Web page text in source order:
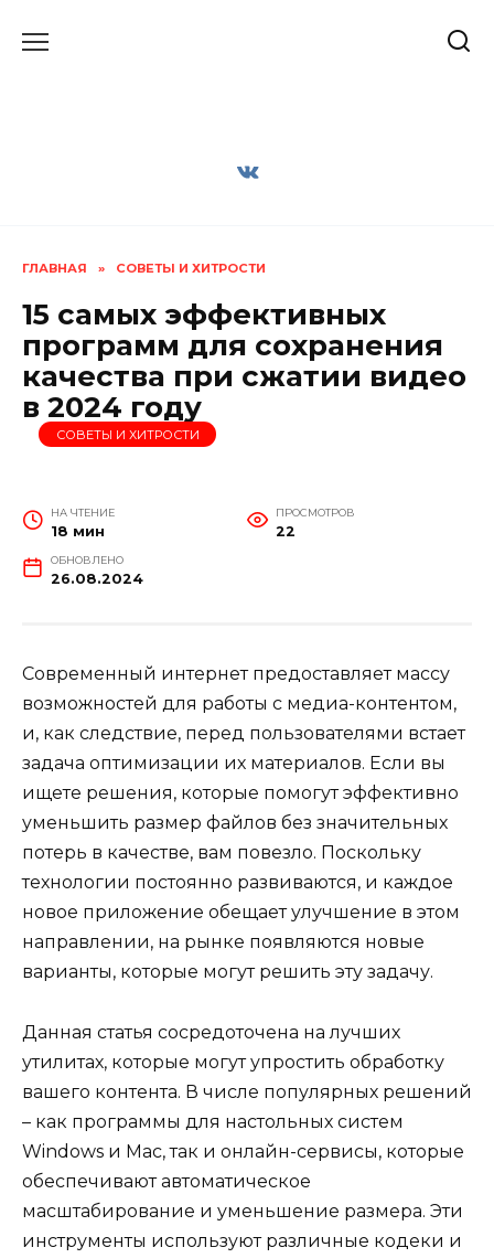
ГЛАВНАЯ » СОВЕТЫ И ХИТРОСТИ
15 самых эффективных
программ для сохранения
качества при сжатии видео
в 2024 году
СОВЕТЫ И ХИТРОСТИ
НА ЧТЕНИЕ
18 мин
ПРОСМОТРОВ
22
ОБНОВЛЕНО
26.08.2024
Современный интернет предоставляет массу
возможностей для работы с медиа-контентом,
и, как следствие, перед пользователями встает
задача оптимизации их материалов. Если вы
ищете решения, которые помогут эффективно
уменьшить размер файлов без значительных
потерь в качестве, вам повезло. Поскольку
технологии постоянно развиваются, и каждое
новое приложение обещает улучшение в этом
направлении, на рынке появляются новые
варианты, которые могут решить эту задачу.
Данная статья сосредоточена на лучших
утилитах, которые могут упростить обработку
вашего контента. В числе популярных решений
– как программы для настольных систем
Windows и Mac, так и онлайн-сервисы, которые
обеспечивают автоматическое
масштабирование и уменьшение размера. Эти
инструменты используют различные кодеки и